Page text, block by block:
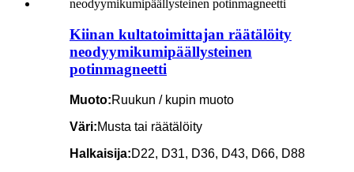
Kiinan kultatoimittajan räätälöity
neodyymikumipäällysteinen
potinmagneetti
Muoto:Ruukun / kupin muoto
Väri:Musta tai räätälöity
Halkaisija:D22, D31, D36, D43, D66, D88